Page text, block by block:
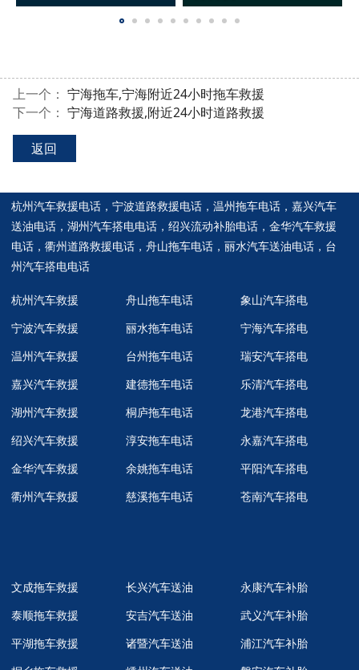
上一个： 宁海拖车,宁海附近24小时拖车救援
下一个： 宁海道路救援,附近24小时道路救援
返回
杭州汽车救援电话 ，宁波道路救援电话 ，温州拖车电话 ，嘉兴汽车
送油电话 ，湖州汽车搭电电话 ，绍兴流动补胎电话 ，金华汽车救援
电话 ，衢州道路救援电话 ，舟山拖车电话 ，丽水汽车送油电话 ， 台
州汽车搭电电话
杭州汽车救援
宁波汽车救援
温州汽车救援
嘉兴汽车救援
湖州汽车救援
绍兴汽车救援
金华汽车救援
衢州汽车救援
舟山拖车电话
丽水拖车电话
台州拖车电话
建德拖车电话
桐庐拖车电话
淳安拖车电话
余姚拖车电话
慈溪拖车电话
象山汽车搭电
宁海汽车搭电
瑞安汽车搭电
乐清汽车搭电
龙港汽车搭电
永嘉汽车搭电
平阳汽车搭电
苍南汽车搭电
文成拖车救援
泰顺拖车救援
平湖拖车救援
长兴汽车送油
安吉汽车送油
诸暨汽车送油
永康汽车补胎
武义汽车补胎
浦江汽车补胎